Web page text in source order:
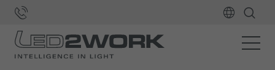
Home Blog und Whitepapervisuelle Qualitätsprüfung